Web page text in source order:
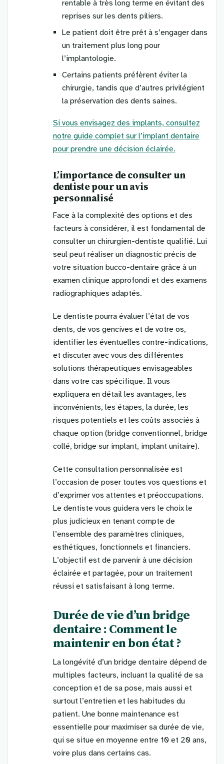
rentable à très long terme en évitant des
reprises sur les dents piliers.
Le patient doit être prêt à s’engager dans
un traitement plus long pour
l’implantologie.
Certains patients préfèrent éviter la
chirurgie, tandis que d’autres privilégient
la préservation des dents saines.
Si vous envisagez des implants, consultez
notre guide complet sur l’implant dentaire
pour prendre une décision éclairée.
L’importance de consulter un
dentiste pour un avis
personnalisé
Face à la complexité des options et des
facteurs à considérer, il est fondamental de
consulter un chirurgien-dentiste qualifié. Lui
seul peut réaliser un diagnostic précis de
votre situation bucco-dentaire grâce à un
examen clinique approfondi et des examens
radiographiques adaptés.
Le dentiste pourra évaluer l’état de vos
dents, de vos gencives et de votre os,
identifier les éventuelles contre-indications,
et discuter avec vous des différentes
solutions thérapeutiques envisageables
dans votre cas spécifique. Il vous
expliquera en détail les avantages, les
inconvénients, les étapes, la durée, les
risques potentiels et les coûts associés à
chaque option (bridge conventionnel, bridge
collé, bridge sur implant, implant unitaire).
Cette consultation personnalisée est
l’occasion de poser toutes vos questions et
d’exprimer vos attentes et préoccupations.
Le dentiste vous guidera vers le choix le
plus judicieux en tenant compte de
l’ensemble des paramètres cliniques,
esthétiques, fonctionnels et financiers.
L’objectif est de parvenir à une décision
éclairée et partagée, pour un traitement
réussi et satisfaisant à long terme.
Durée de vie d’un bridge
dentaire : Comment le
maintenir en bon état ?
La longévité d’un bridge dentaire dépend de
multiples facteurs, incluant la qualité de sa
conception et de sa pose, mais aussi et
surtout l’entretien et les habitudes du
patient. Une bonne maintenance est
essentielle pour maximiser sa durée de vie,
qui se situe en moyenne entre 10 et 20 ans,
voire plus dans certains cas.